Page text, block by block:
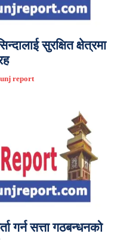
सुरक्षित क्षेत्रमा
report
गर्न सत्ता गठबन्धनको